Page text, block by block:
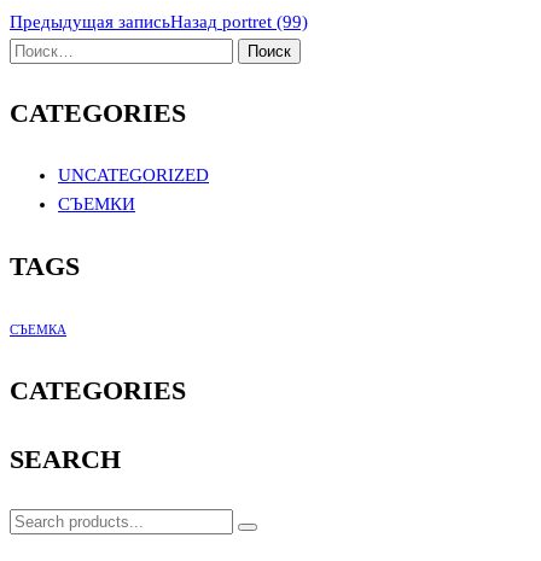
Предыдущая записьНазад portret (99)
CATEGORIES
UNCATEGORIZED
СЪЕМКИ
TAGS
СЪЕМКА
CATEGORIES
SEARCH